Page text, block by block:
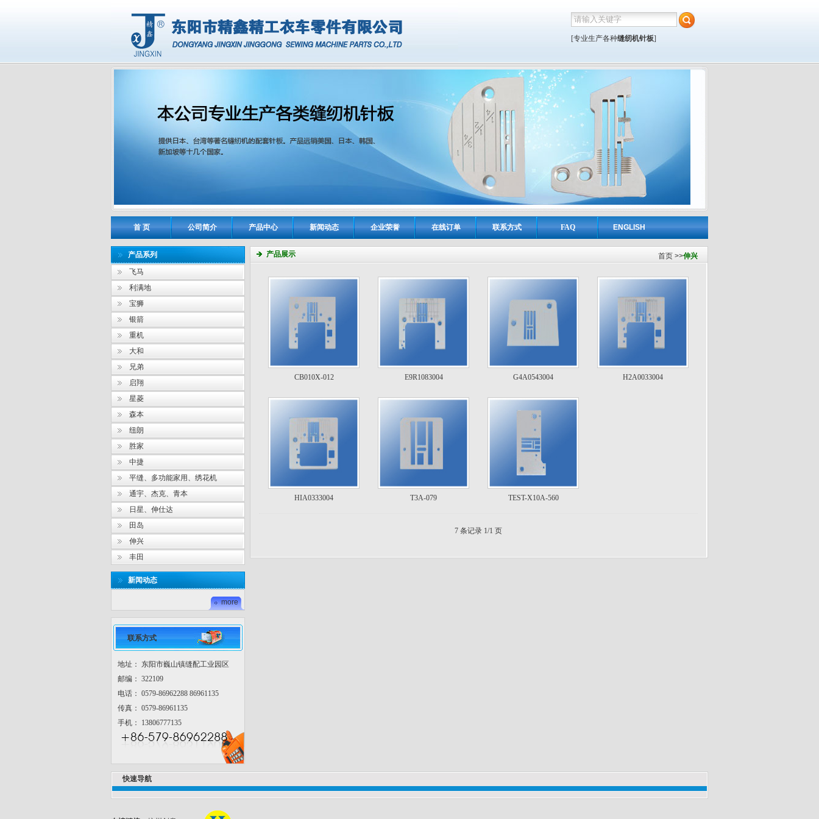
[专业生产各种缝纫机针板]
首 页 公司简介 产品中心 新闻动态 企业荣誉 在线订单 联系方式 FAQ ENGLISH
首页 >>伸兴
产品展示
CB010X-012 E9R1083004 G4A0543004 H2A0033004
HIA0333004 T3A-079 TEST-X10A-560
7 条记录 1/1 页
产品系列
飞马
利满地
宝狮
银箭
重机
大和
兄弟
启翔
星菱
森本
纽朗
胜家
中捷
平缝、多功能家用、绣花机
通宇、杰克、青本
日星、伸仕达
田岛
伸兴
丰田
新闻动态
more
联系方式
地址： 东阳市巍山镇缝配工业园区
邮编： 322109
电话： 0579-86962288 86961135
传真： 0579-86961135
手机： 13806777135
快速导航